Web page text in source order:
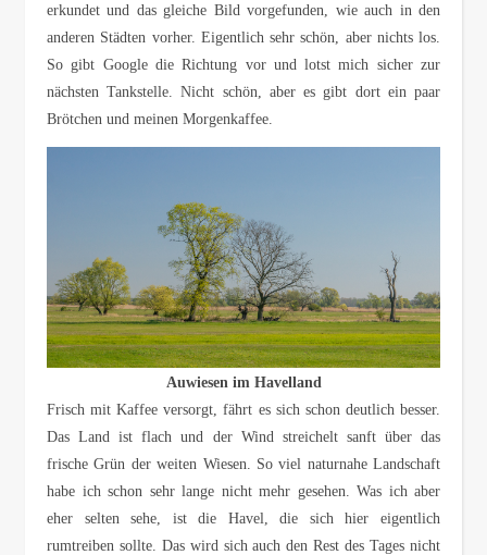
erkundet und das gleiche Bild vorgefunden, wie auch in den
anderen Städten vorher. Eigentlich sehr schön, aber nichts los.
So gibt Google die Richtung vor und lotst mich sicher zur
nächsten Tankstelle. Nicht schön, aber es gibt dort ein paar
Brötchen und meinen Morgenkaffee.
Auwiesen im Havelland
Frisch mit Kaffee versorgt, fährt es sich schon deutlich besser.
Das Land ist flach und der Wind streichelt sanft über das
frische Grün der weiten Wiesen. So viel naturnahe Landschaft
habe ich schon sehr lange nicht mehr gesehen. Was ich aber
eher selten sehe, ist die Havel, die sich hier eigentlich
rumtreiben sollte. Das wird sich auch den Rest des Tages nicht